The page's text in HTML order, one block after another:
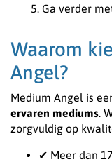
Ga verder
Waarom
Angel?
Medium Angel is
ervaren mediums.
zorgvuldig op
✔ Meer dan